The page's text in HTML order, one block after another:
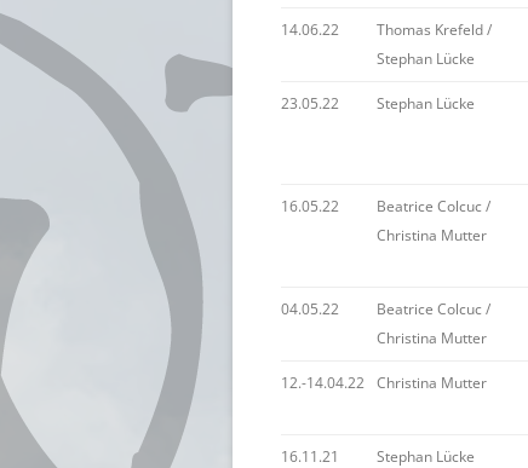
14.06.22
Thomas Krefeld /
Stephan Lücke
23.05.22 Stephan Lücke
16.05.22
Beatrice Colcuc /
Christina Mutter
04.05.22
Beatrice Colcuc /
Christina Mutter
12.-14.04.22 Christina Mutter
16.11.21 Stephan Lücke